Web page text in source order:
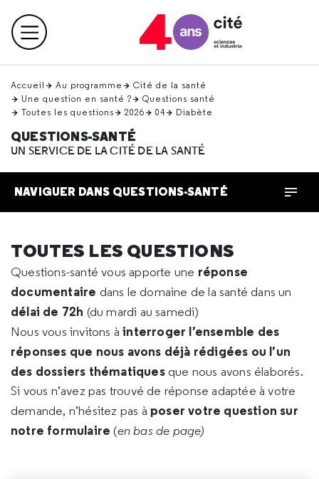
en
haut Menu principal
Accueil Au programme
Cité de la santé
Une question en santé ?
Questions santé
Toutes les questions
2026 04 Diabète
QUESTIONS-SANTÉ
UN SERVICE DE LA CITÉ DE LA SANTÉ
NAVIGUER DANS QUESTIONS-SANTÉ
TOUTES LES QUESTIONS
Questions-santé vous apporte une réponse
documentaire dans le domaine de la santé dans un
délai de 72h (du mardi au samedi)
Nous vous invitons àinterroger l’ensemble des
réponses que nous avons déjà rédigées ou l’un
des dossiers thématiques que nous avons élaborés.
Si vous n’avez pas trouvé de réponse adaptée à votre
demande, n’hésitez pas à poser votre question sur
notre formulaire (en bas de page)